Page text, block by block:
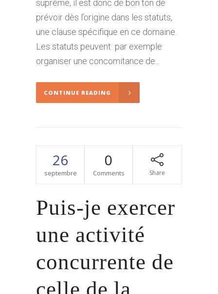
suprême, il est donc de bon ton de
prévoir dès l’origine dans les statuts,
une clause spécifique en ce domaine.
Les statuts peuvent par exemple
organiser une concomitance de...
CONTINUE READING
26
septembre
0
Comments Share
Puis-je exercer
une activité
concurrente de